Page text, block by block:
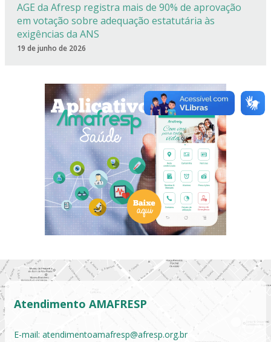
AGE da Afresp registra mais de 90% de aprovação
em votação sobre adequação estatutária às
exigências da ANS
19 de junho de 2026
Atendimento AMAFRESP
E-mail: atendimentoamafresp@afresp.org.br